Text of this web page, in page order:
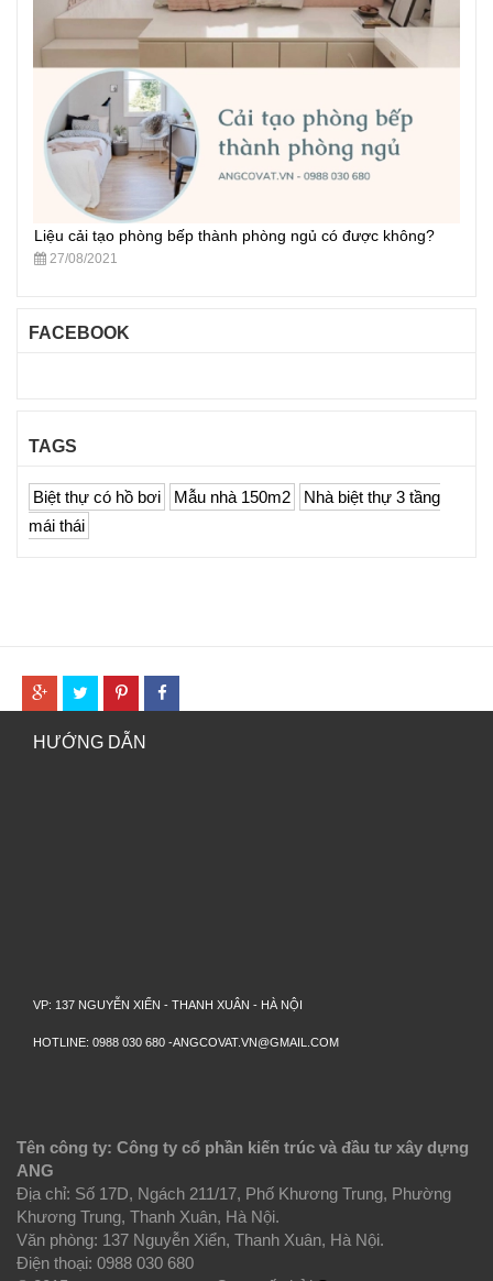
Liệu cải tạo phòng bếp thành phòng ngủ có được không?
27/08/2021
FACEBOOK
TAGS
Biệt thự có hồ bơi Mẫu nhà 150m2
Nhà biệt thự 3 tầng
mái thái
HƯỚNG DẪN
VP: 137 NGUYỄN XIỂN - THANH XUÂN - HÀ NỘI
HOTLINE: 0988 030 680 -ANGCOVAT.VN@GMAIL.COM
Tên công ty: Công ty cổ phần kiến trúc và đầu tư xây dựng
ANG
Địa chỉ: Số 17D, Ngách 211/17, Phố Khương Trung, Phường
Khương Trung, Thanh Xuân, Hà Nội.
Văn phòng: 137 Nguyễn Xiển, Thanh Xuân, Hà Nội.
Điện thoại: 0988 030 680